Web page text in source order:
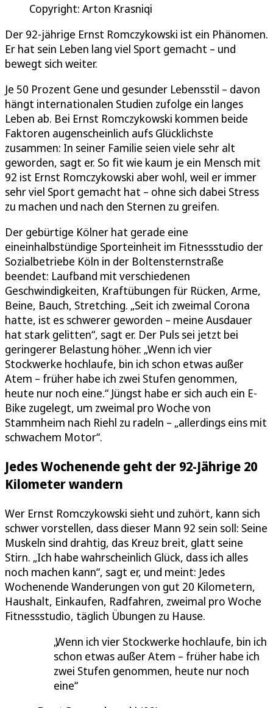
Copyright: Arton Krasniqi
Der 92-jährige Ernst Romczykowski ist ein Phänomen.
Er hat sein Leben lang viel Sport gemacht – und
bewegt sich weiter.
Je 50 Prozent Gene und gesunder Lebensstil – davon
hängt internationalen Studien zufolge ein langes
Leben ab. Bei Ernst Romczykowski kommen beide
Faktoren augenscheinlich aufs Glücklichste
zusammen: In seiner Familie seien viele sehr alt
geworden, sagt er. So fit wie kaum je ein Mensch mit
92 ist Ernst Romczykowski aber wohl, weil er immer
sehr viel Sport gemacht hat – ohne sich dabei Stress
zu machen und nach den Sternen zu greifen.
Der gebürtige Kölner hat gerade eine
eineinhalbstündige Sporteinheit im Fitnessstudio der
Sozialbetriebe Köln in der Boltensternstraße
beendet: Laufband mit verschiedenen
Geschwindigkeiten, Kraftübungen für Rücken, Arme,
Beine, Bauch, Stretching. „Seit ich zweimal Corona
hatte, ist es schwerer geworden – meine Ausdauer
hat stark gelitten“, sagt er. Der Puls sei jetzt bei
geringerer Belastung höher. „Wenn ich vier
Stockwerke hochlaufe, bin ich schon etwas außer
Atem – früher habe ich zwei Stufen genommen,
heute nur noch eine.“ Jüngst habe er sich auch ein E-
Bike zugelegt, um zweimal pro Woche von
Stammheim nach Riehl zu radeln – „allerdings eins mit
schwachem Motor“.
Jedes Wochenende geht der 92-Jährige 20
Kilometer wandern
Wer Ernst Romczykowski sieht und zuhört, kann sich
schwer vorstellen, dass dieser Mann 92 sein soll: Seine
Muskeln sind drahtig, das Kreuz breit, glatt seine
Stirn. „Ich habe wahrscheinlich Glück, dass ich alles
noch machen kann“, sagt er, und meint: Jedes
Wochenende Wanderungen von gut 20 Kilometern,
Haushalt, Einkaufen, Radfahren, zweimal pro Woche
Fitnessstudio, täglich Übungen zu Hause.
Wenn ich vier Stockwerke hochlaufe, bin ich
schon etwas außer Atem – früher habe ich
zwei Stufen genommen, heute nur noch
eine